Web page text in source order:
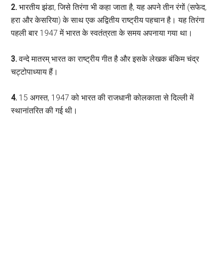
2. भारतीय झंडा, जिसे तिरंगा भी कहा जाता है, यह अपने तीन रंगों (सफेद,
हरा और केसरिया) के साथ एक अद्वितीय राष्ट्रीय पहचान है। यह तिरंगा
पहली बार 1947 में भारत के स्वतंत्रता के समय अपनाया गया था।
3.वन्दे मातरम् भारत का राष्ट्रीय गीत है और इसके लेखक बंकिम चंद्र
चट्टोपाध्याय हैं।
4. 15 अगस्त, 1947 को भारत की राजधानी कोलकाता से दिल्ली में
स्थानांतरित की गई थी।